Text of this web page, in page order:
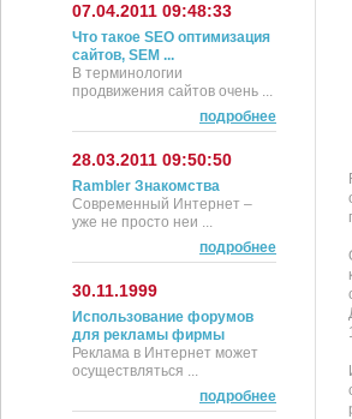
07.04.2011 09:48:33
Что такое SEO оптимизация
сайтов, SEM ...
В терминологии
продвижения сайтов очень ...
подробнее
28.03.2011 09:50:50
Rambler Знакомства
Современный Интернет –
уже не просто неи ...
подробнее
30.11.1999
Использование форумов
для рекламы фирмы
Реклама в Интернет может
осуществляться ...
подробнее